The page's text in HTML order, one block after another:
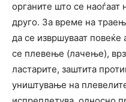
органите што се наоѓаат
друго. За време на
да се извршуваат
се плевење (лачење),
ластарите, заштита
уништување на